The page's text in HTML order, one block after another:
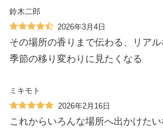
鈴木二郎
2026年3月4日
その場所の香りまで伝わる、リア
季節の移り変わりに見たくなる
ミキモト
2026年2月16日
これからいろんな場所へ出かけた